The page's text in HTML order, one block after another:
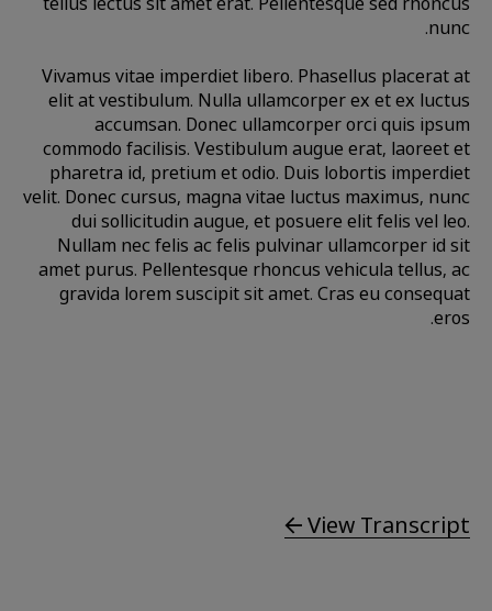
nunc.
Vivamus vitae imperdiet libero. Phasellus placerat at
elit at vestibulum. Nulla ullamcorper ex et ex luctus
accumsan. Donec ullamcorper orci quis ipsum
commodo facilisis. Vestibulum augue erat, laoreet et
pharetra id, pretium et odio. Duis lobortis imperdiet
velit. Donec cursus, magna vitae luctus maximus, nunc
dui sollicitudin augue, et posuere elit felis vel leo.
Nullam nec felis ac felis pulvinar ullamcorper id sit
amet purus. Pellentesque rhoncus vehicula tellus, ac
gravida lorem suscipit sit amet. Cras eu consequat
eros.
View Transcript